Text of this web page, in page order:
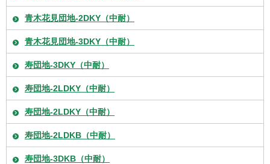
青木花見団地-2DKY（中耐）
青木花見団地-3DKY（中耐）
寿団地-3DKY（中耐）
寿団地-2LDKY（中耐）
寿団地-2LDKY（中耐）
寿団地-2LDKB（中耐）
寿団地-3DKB（中耐）